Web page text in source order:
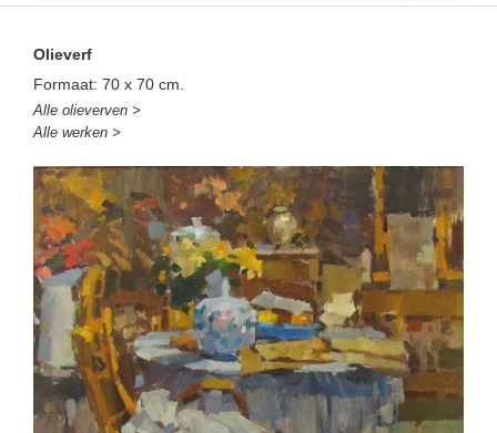
Olieverf
Formaat: 70 x 70 cm.
Alle olieverven >
Alle werken >